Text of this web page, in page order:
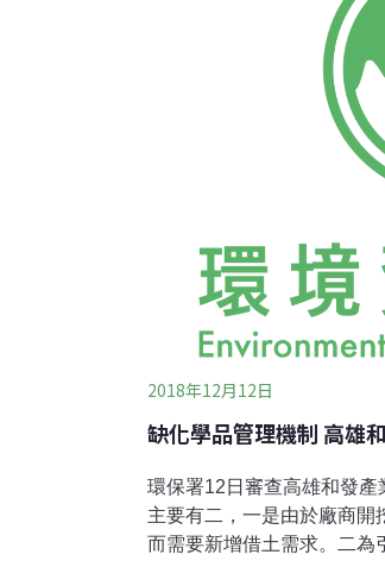
2018年12月12日
缺化學品管理機制 高雄
環保署12日審查高雄和發
主要有二，一是由於廠商開
而需要新增借土需求。二為